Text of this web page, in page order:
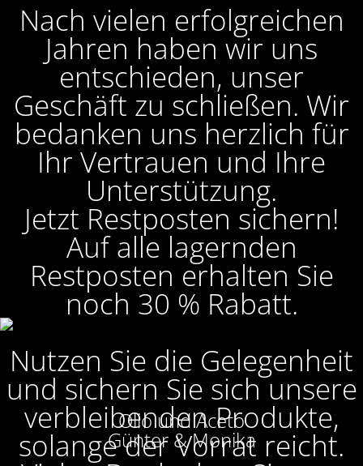
Nach vielen erfolgreichen
Jahren haben wir uns
entschieden, unser
Geschäft zu schließen. Wir
bedanken uns herzlich für
Ihr Vertrauen und Ihre
Unterstützung.
Jetzt Restposten sichern!
Auf alle lagernden
Restposten erhalten Sie
noch 30 % Rabatt.
Nutzen Sie die Gelegenheit
und sichern Sie sich unsere
verbleibenden Produkte,
solange der Vorrat reicht.
Olio und Aceto
Günter & Monika